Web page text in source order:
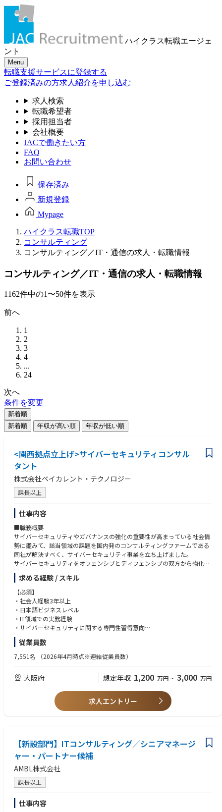
ハイクラス転職エージェ
ント
Menu
転職支援サービスに登録する
ご登録済みの方求人紹介を申し込む
求人検索
転職希望者
採用担当者
会社概要
JACで働きたい方
FAQ
お問い合わせ
保存済み
新規登録
Mypage
ハイクラス転職TOP
コンサルティング
コンサルティング／IT・通信の求人・転職情報
コンサルティング／IT・通信の求人・転職情報
1162件中の1〜50件を表示
前へ
1
2
3
4
...
24
次へ
条件を変更
新着順
新着順
年収が高い順 年収が低い順
<関西拠点立上げ>サイバーセキュリティコンサル
タント
株式会社ベイカレント・テクノロジー
課長以上
仕事内容
■職務概要
サイバーセキュリティやガバナンスの強化の重要性が高まっている社会情
勢に鑑みて、該当領域の課題を国内発のコンサルティングファームである
同社が解決すべく、サイバーセキュリティ事業を立ち上げました。
サイバーセキュリティをオフェンシブとディフェンシブの双方から強化
し、あらゆる業界のリーディングカンパニーの成長に最も貢献するという
ミッションの実現を担っていただきます。
■職務内容
クライアントが直面する、サイバーセキュリティに関するリスクの把握か
ら戦略構築、実行支援までのご支援を一気通貫で行っていただきます。
リスク把握・評価：セキュリティ・リスクアセスメント、セキュリティリ
スクの可視化、脆弱性診断・ペネトレーションテスト・TLTP実施 等
セキュリティ戦略立案： セキュリティ高度化施策の企画、戦略実現ロード
セキュリティ強化・運用・改善支援：セキュリティガバナンス強化、レッ
S・ミドルウェアセキュリティ設計支援 等
AIの悪用により攻撃は低コスト・高頻度化。単体製品では限界があり、侵
入前提の検知・対応力が競争力を左右。
・クラウド前提で統制が不足：境界型防御だけでは不十分となり、ID/権
限、ログ、設定不備を起点とするリスクが増大。技術とガバナンスの再設
計が必要。
・規制/顧客要求で説明責任が拡大：規制対応や取引先要求、開示厳格化
により、実施内容と水準を説明できる体制が不可欠。セキュリティは経営
管理テーマへ。
求める経験 / スキル
【必須】
・社会人経験3年以上
・日本語ビジネスレベル
・IT領域での実務経験
・サイバーセキュリティに関する専門性習得意向
【歓迎】
・EH/CISSP/OSCP/OSWE/CRTO/GPEN/CCSP/
・CISA/CISM/CRISC 等情報セキュリティやITリスクマネジメントに関する
資格保有
・サイバーセキュリティ戦略・ポリシー策定やガバナンス体制整備の支援
・セキュリティ製品の導入・運用経験、CSIRT/SOC業務の経験
従業員数
7,551名 （2026年4月時点※連結従業員数）
大阪府 想定年収 1,200 万円 ~ 3,000 万円
求人エントリー
【新設部門】ITコンサルティング／シニアマネージ
ャー・パートナー候補
AMBL株式会社
課長以上
仕事内容